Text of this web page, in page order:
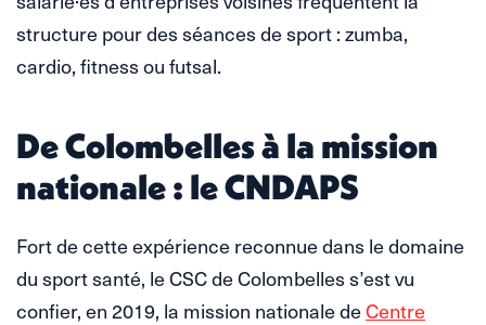
structure pour des séances de sport : zumba,
cardio, fitness ou futsal.
De Colombelles à la mission
nationale : le CNDAPS
Fort de cette expérience reconnue dans le domaine
du sport santé, le CSC de Colombelles s’est vu
confier, en 2019, la mission nationale deCentre